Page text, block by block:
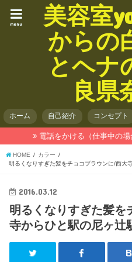
美容室
からの
とヘナ
良県
menu
ホーム 自己紹介 コンセプト
電話をかける（仕事中の場
HOME
カラー
明るくなりすぎた髪をチョコブラウンに/西大
2016.03.12
明るくなりすぎた髪を
寺からひと駅の尼ヶ辻